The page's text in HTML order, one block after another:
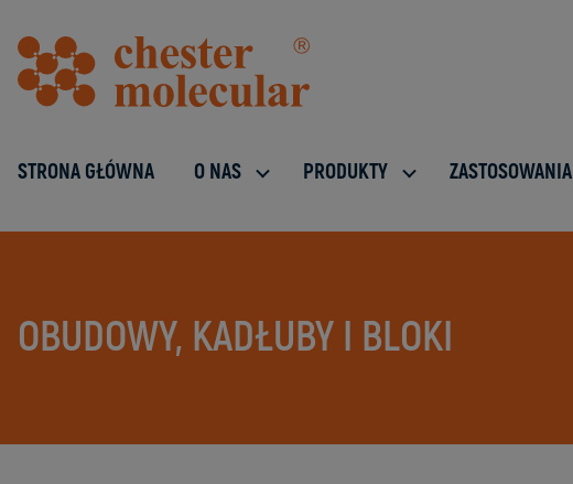
STRONA GŁÓWNA O NAS PRODUKTY ZASTOSOWANIA
OBUDOWY, KADŁUBY I BLOKI